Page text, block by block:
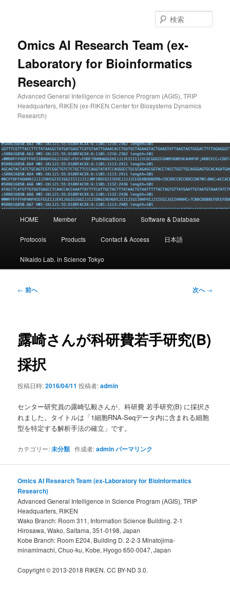
Omics AI Research Team (ex-
Laboratory for Bioinformatics
Research)
Advanced General Intelligence in Science Program (AGIS), TRIP
Headquarters, RIKEN (ex-RIKEN Center for Biosystems Dynamics
Research)
索
ュ
HOME Member Publications Software & Database
Protocols Products Contact & Access 日本語
Nikaido Lab. in Science Tokyo
投
ゲ
ー
ョ
ン
← 前へ 次へ→
露崎さんが科研費若手研究(B)
採択
投稿日時:2016/04/11 投稿者:admin
センター研究員の露崎弘毅さんが、科研費 若手研究(B) に採択さ
れました。タイトルは「1細胞RNA-Seqデータ内に含まれる細胞
型を特定する解析手法の確立」です。
カテゴリー:未分類 作成者:adminパーマリンク
Omics AI Research Team (ex-Laboratory for Bioinformatics
Research)
Advanced General Intelligence in Science Program (AGIS), TRIP
Headquarters, RIKEN
Wako Branch: Room 311, Information Science Building. 2-1
Hirosawa, Wako, Saitama, 351-0198, Japan
Kobe Branch: Room E204, Building D. 2-2-3 Minatojima-
minamimachi, Chuo-ku, Kobe, Hyogo 650-0047, Japan
Copyright © 2013-2018 RIKEN. CC BY-ND 3.0.